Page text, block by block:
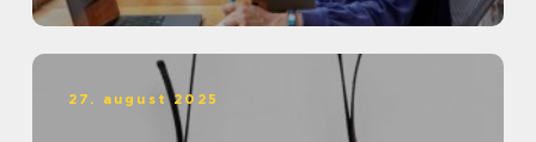
27. august 2025